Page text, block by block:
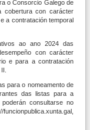
o Consorcio Galego de
cobertura con carácter
a contratación temporal
ao ano 2024 das
con carácter
e para a contratación
para o nomeamento de
das listas para a
consultarse no